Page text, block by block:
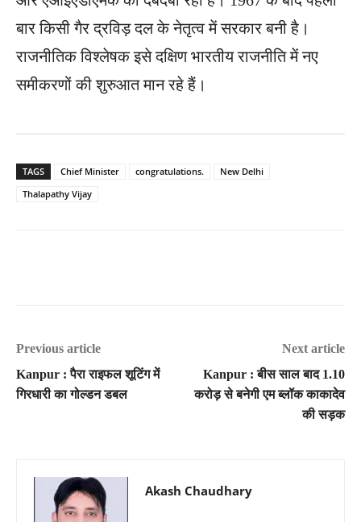
बार किसी गैर द्रविड़ दल के नेतृत्व में सरकार बनी है।
राजनीतिक विश्लेषक इसे दक्षिण भारतीय राजनीति में नए
समीकरणों की शुरुआत मान रहे हैं।
TAGS Chief Minister congratulations.
New Delhi
Thalapathy Vijay
Previous article
Kanpur : पैरा राइफल शूटिंग में
गिरधारी का गोल्डन डबल
Next article
Kanpur : बीस साल बाद 1.10
करोड़ से बनेगी एम ब्लॉक काकादेव
की सड़क
Akash Chaudhary